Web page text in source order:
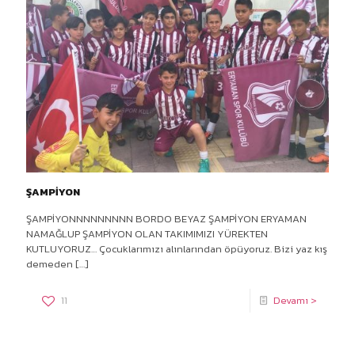
ŞAMPİYON
ŞAMPİYONNNNNNNNN BORDO BEYAZ ŞAMPİYON ERYAMAN
NAMAĞLUP ŞAMPİYON OLAN TAKIMIMIZI YÜREKTEN
KUTLUYORUZ… Çocuklarımızı alınlarından öpüyoruz. Bizi yaz kış
demeden […]
11 Devamı >